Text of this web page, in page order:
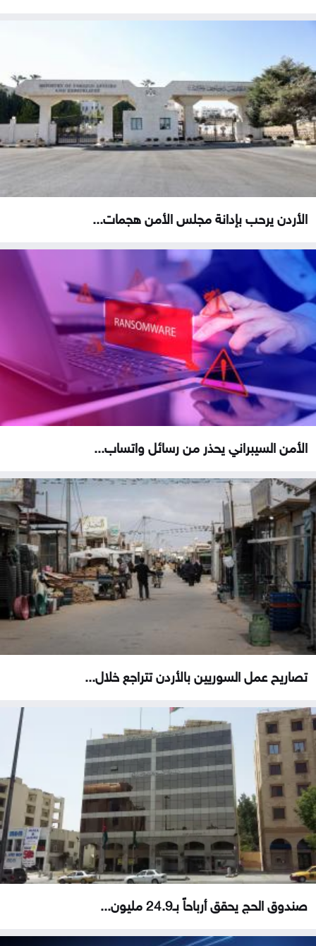
الأردن يرحب بإدانة مجلس الأمن هجمات...
الأمن السيبراني يحذر من رسائل واتساب...
تصاريح عمل السوريين بالأردن تتراجع خلال...
صندوق الحج يحقق أرباحاً بـ24.9 مليون...